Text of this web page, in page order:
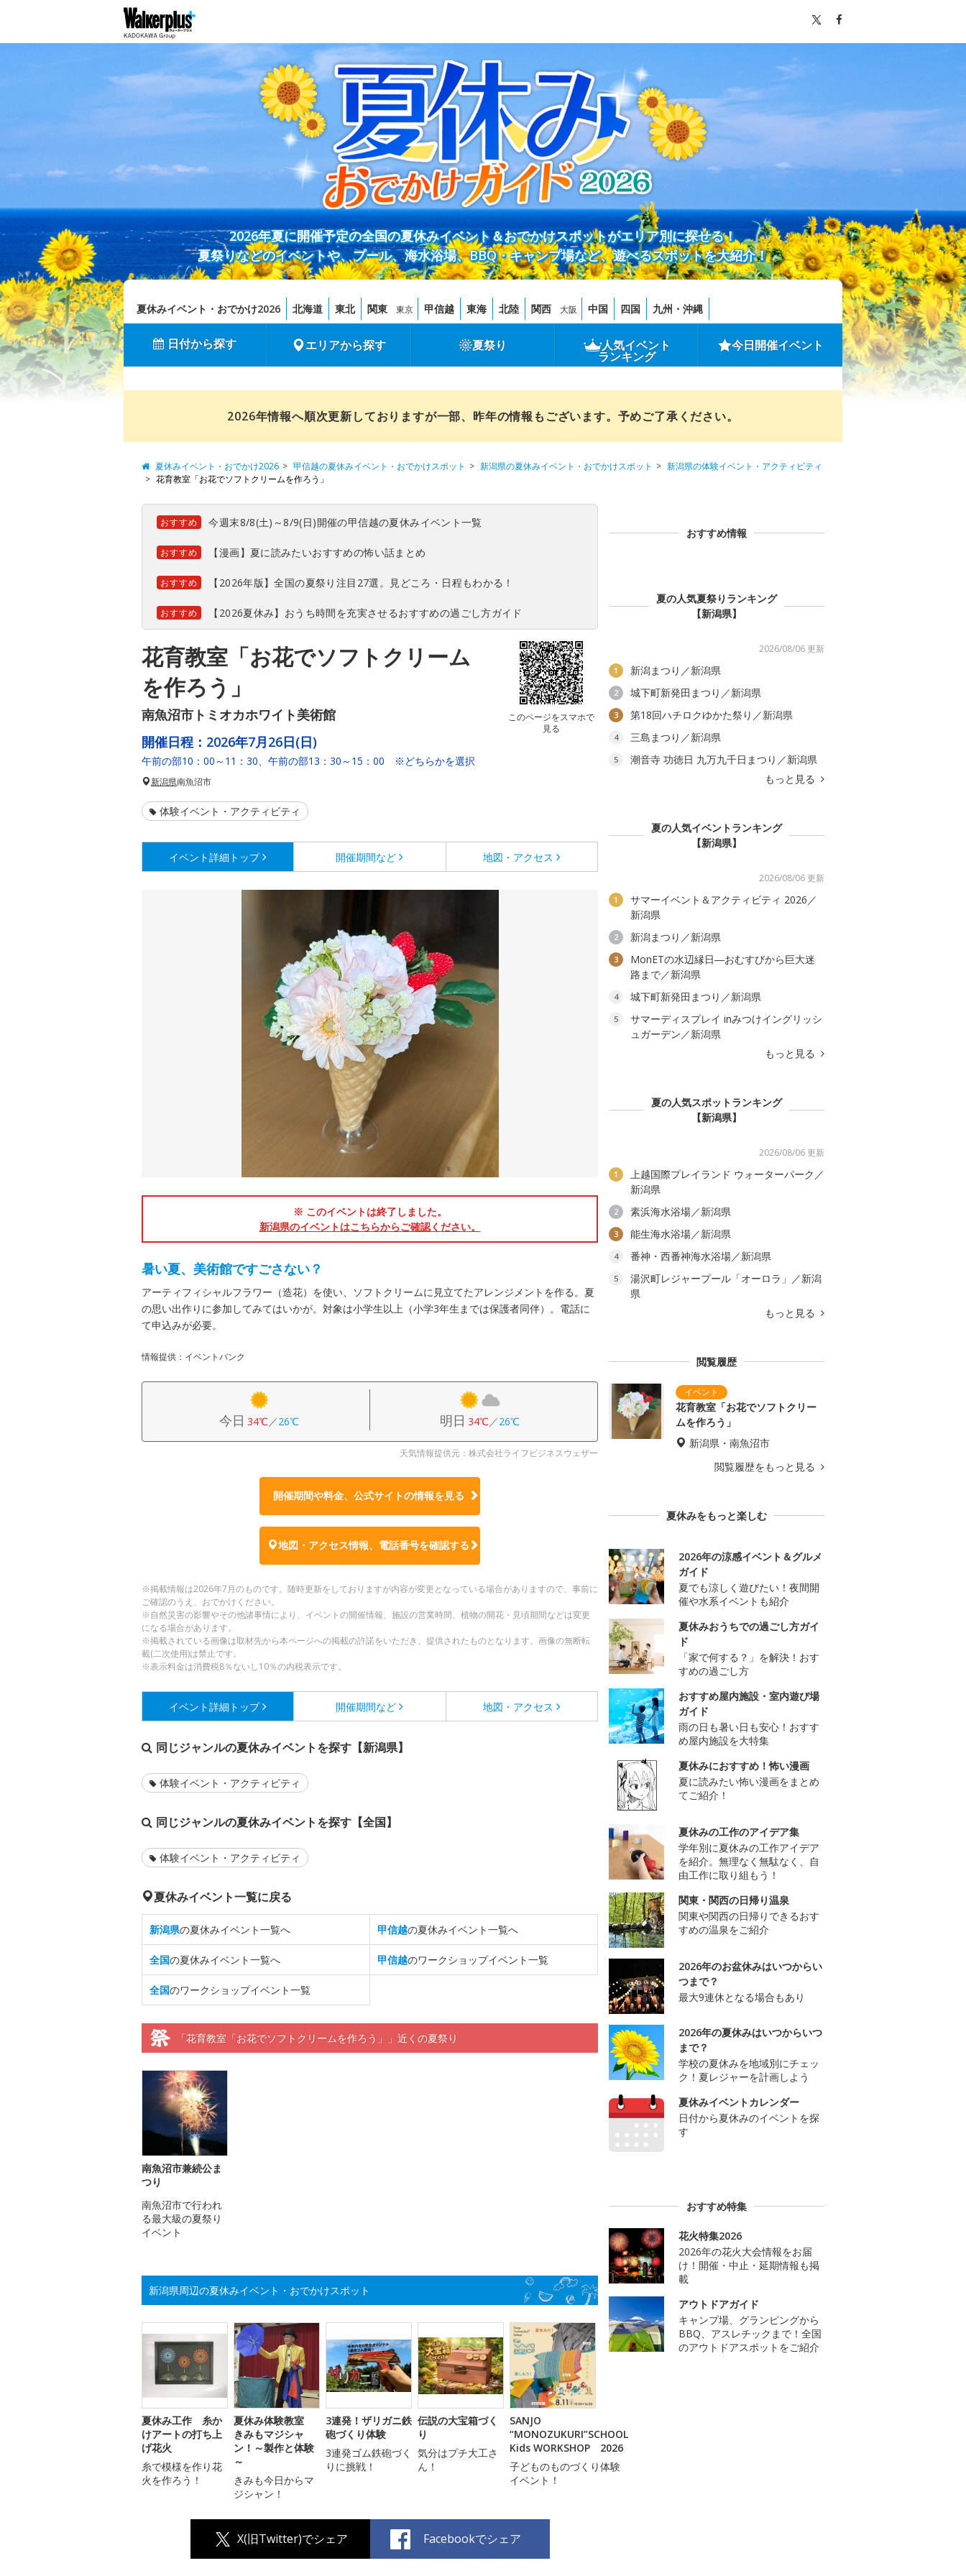
2026年夏に開催予定の全国の夏休みイベント＆おでかけスポットがエリア別に探せる！
夏祭りなどのイベントや、プール、海水浴場、BBQ・キャンプ場など、遊べるスポットを大紹介！
夏休みイベント・おでかけ2026 北海道 東北 関東 東京 甲信越 東海 北陸 関西 大阪 中国 四国 九州・沖縄
日付から探す エリアから探す 夏祭り 人気イベント
ランキング
今日開催イベント
2026年情報へ順次更新しておりますが一部、昨年の情報もございます。予めご了承ください。
夏休みイベント・おでかけ2026 甲信越の夏休みイベント・おでかけスポット 新潟県の夏休みイベント・おでかけスポット
新潟県の体験イベント・アクティビティ
花育教室「お花でソフトクリームを作ろう」
おすすめ 今週末8/8(土)～8/9(日)開催の甲信越の夏休みイベント一覧
おすすめ 【漫画】夏に読みたいおすすめの怖い話まとめ
おすすめ 【2026年版】全国の夏祭り注目27選。見どころ・日程もわかる！
おすすめ 【2026夏休み】おうち時間を充実させるおすすめの過ごし方ガイド
花育教室「お花でソフトクリーム
を作ろう」
南魚沼市トミオカホワイト美術館
このページをスマホで
見る
開催日程： 2026年7月26日(日)
午前の部10：00～11：30、午前の部13：30～15：00 ※どちらかを選択
新潟県南魚沼市
体験イベント・アクティビティ
イベント詳細 トップ 開催期間など 地図・アクセス
※ このイベントは終了しました。
新潟県のイベントはこちらからご確認ください。
暑い夏、美術館ですごさない？
アーティフィシャルフラワー（造花）を使い、ソフトクリームに見立てたアレンジメントを作る。夏
の思い出作りに参加してみてはいかが。対象は小学生以上（小学3年生までは保護者同伴）。電話に
て申込みが必要。
情報提供：イベントバンク
今日 34℃／26℃ 明日 34℃／26℃
天気情報提供元：株式会社ライフビジネスウェザー
開催期間や料金、公式サイトの情報を見る
地図・アクセス情報、電話番号を確認する
※掲載情報は2026年7月のものです。随時更新をしておりますが内容が変更となっている場合がありますので、事前に
ご確認のうえ、おでかけください。
※自然災害の影響やその他諸事情により、イベントの開催情報、施設の営業時間、植物の開花・見頃期間などは変更
になる場合があります。
※掲載されている画像は取材先から本ページへの掲載の許諾をいただき、提供されたものとなります。画像の無断転
載(二次使用)は禁止です。
※表示料金は消費税8％ないし10％の内税表示です。
イベント詳細 トップ 開催期間など 地図・アクセス
同じジャンルの夏休みイベントを探す【新潟県】
体験イベント・アクティビティ
同じジャンルの夏休みイベントを探す【全国】
体験イベント・アクティビティ
夏休みイベント一覧に戻る
新潟県の夏休みイベント一覧へ 甲信越の夏休みイベント一覧へ
全国の夏休みイベント一覧へ 甲信越のワークショップイベント一覧
全国のワークショップイベント一覧
「花育教室「お花でソフトクリームを作ろう」」近くの夏祭り
南魚沼市兼続公ま
つり
南魚沼市で行われ
る最大級の夏祭り
イベント
新潟県周辺の夏休みイベント・おでかけスポット
夏休み工作 糸か
けアートの打ち上
げ花火
糸で模様を作り花
火を作ろう！
夏休み体験教室
きみもマジシャ
ン！～製作と体験
～
きみも今日からマ
ジシャン！
3連発！ザリガニ鉄
砲づくり体験
3連発ゴム鉄砲づく
りに挑戦！
伝説の大宝箱づく
り
気分はプチ大工さ
ん！
SANJO
“MONOZUKURI”SCHOOL
Kids WORKSHOP 2026
子どものものづくり体験
イベント！
X(旧Twitter)でシェア Facebookでシェア
おすすめ情報
夏の人気夏祭りランキング
【新潟県】
2026/08/06 更新
1 新潟まつり／新潟県
2 城下町新発田まつり／新潟県
3 第18回ハチロクゆかた祭り／新潟県
4 三島まつり／新潟県
5
潮音寺 功徳日 九万九千日まつり／新潟県
もっと見る
夏の人気イベントランキング
【新潟県】
2026/08/06 更新
1
サマーイベント＆アクティビティ 2026／
新潟県
2 新潟まつり／新潟県
3
MonETの水辺縁日―おむすびから巨大迷
路まで／新潟県
4 城下町新発田まつり／新潟県
5
サマーディスプレイ inみつけイングリッシ
ュガーデン／新潟県
もっと見る
夏の人気スポットランキング
【新潟県】
2026/08/06 更新
1
上越国際プレイランド ウォーターパーク／
新潟県
2 素浜海水浴場／新潟県
3 能生海水浴場／新潟県
4 番神・西番神海水浴場／新潟県
5
湯沢町レジャープール「オーロラ」／新潟
県
もっと見る
閲覧履歴
花育教室「お花でソフトクリー
ムを作ろう」
新潟県・南魚沼市
閲覧履歴をもっと見る
夏休みをもっと楽しむ
2026年の涼感イベント＆グルメ
ガイド
夏でも涼しく遊びたい！夜間開
催や水系イベントも紹介
夏休みおうちでの過ごし方ガイ
ド
「家で何する？」を解決！おす
すめの過ごし方
おすすめ屋内施設・室内遊び場
ガイド
雨の日も暑い日も安心！おすす
め屋内施設を大特集
夏休みにおすすめ！怖い漫画
夏に読みたい怖い漫画をまとめ
てご紹介！
夏休みの工作のアイデア集
学年別に夏休みの工作アイデア
を紹介。無理なく無駄なく、自
由工作に取り組もう！
関東・関西の日帰り温泉
関東や関西の日帰りできるおす
すめの温泉をご紹介
2026年のお盆休みはいつからい
つまで？
最大9連休となる場合もあり
2026年の夏休みはいつからいつ
まで？
学校の夏休みを地域別にチェッ
ク！夏レジャーを計画しよう
夏休みイベントカレンダー
日付から夏休みのイベントを探
す
おすすめ特集
花火特集2026
2026年の花火大会情報をお届
け！開催・中止・延期情報も掲
載
アウトドアガイド
キャンプ場、グランピングから
BBQ、アスレチックまで！全国
のアウトドアスポットをご紹介